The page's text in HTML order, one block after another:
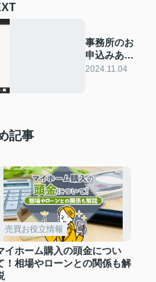
事務所のお
申込みあり
がとうござ
2024.11.04
記事
売買お役立情報
イホーム購入の頭金につい
！相場やローンとの関係も解